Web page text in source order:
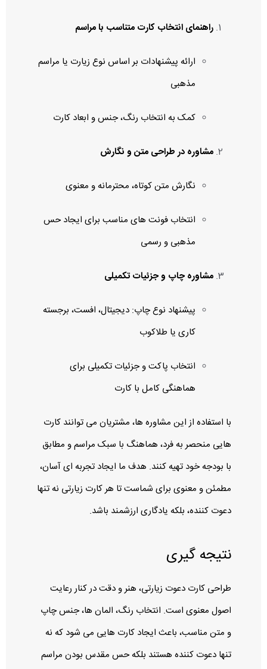
راهنمای انتخاب کارت متناسب با مراسم
ارائه پیشنهادات بر اساس نوع زیارت یا مراسم
مذهبی
کمک به انتخاب رنگ، جنس و ابعاد کارت
مشاوره در طراحی متن و نگارش
نگارش متن کوتاه، محترمانه و معنوی
انتخاب فونت‌ های مناسب برای ایجاد حس
مذهبی و رسمی
مشاوره چاپ و جزئیات تکمیلی
پیشنهاد نوع چاپ: دیجیتال، افست، برجسته‌
کاری یا طلاکوب
انتخاب پاکت و جزئیات تکمیلی برای
هماهنگی کامل با کارت
با استفاده از این مشاوره‌ ها، مشتریان می‌ توانند کارت‌
هایی منحصر به‌ فرد، هماهنگ با سبک مراسم و مطابق
با بودجه خود تهیه کنند. هدف ما ایجاد تجربه‌ ای آسان،
مطمئن و معنوی برای شماست تا هر کارت زیارتی نه تنها
دعوت‌ کننده، بلکه یادگاری ارزشمند باشد.
نتیجه‌ گیری
طراحی کارت دعوت زیارتی، هنر و دقت در کنار رعایت
اصول معنوی است. انتخاب رنگ، المان‌ ها، جنس چاپ
و متن مناسب، باعث ایجاد کارت‌ هایی می‌ شود که نه
تنها دعوت‌ کننده هستند بلکه حس مقدس بودن مراسم